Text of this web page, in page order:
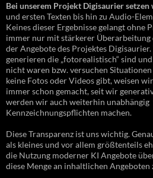
Bei unserem Projekt Digisaurier setzen
und ersten Texten bis hin zu Audio-
Keines dieser Ergebnisse gelangt ohne
immer nur mit stärkerer Überarbeitung
der Angebote des Projektes
generieren die „fotorealistisch“ sind
nicht waren bzw. versuchen
keine Fotos oder Videos gibt, weisen
immer schon gemacht, seit wir
werden wir auch weiterhin unabhängig
Kennzeichnungspflichten machen.
Diese Transparenz ist uns wichtig.
als kleines und vor allem größtenteils
die Nutzung moderner KI Angebote
diese Menge an inhaltlichen Angeboten